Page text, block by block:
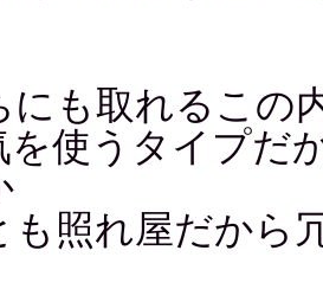
にも取れるこの
を使うタイプだ
も照れ屋だから